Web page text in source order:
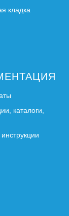
кладка
каталоги,